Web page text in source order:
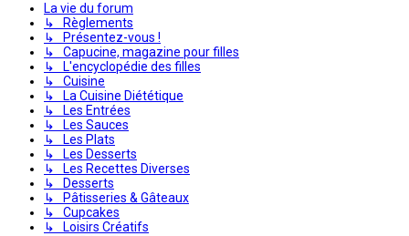
La vie du forum
↳ Règlements
↳ Présentez-vous !
↳ Capucine, magazine pour filles
↳ L'encyclopédie des filles
↳ Cuisine
↳ La Cuisine Diététique
↳ Les Entrées
↳ Les Sauces
↳ Les Plats
↳ Les Desserts
↳ Les Recettes Diverses
↳ Desserts
↳ Pâtisseries & Gâteaux
↳ Cupcakes
↳ Loisirs Créatifs